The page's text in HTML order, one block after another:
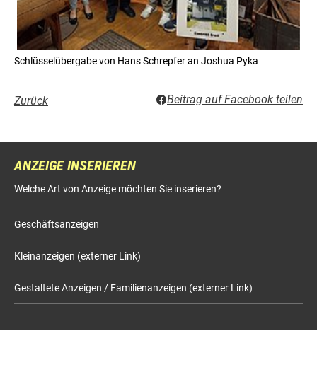
Schlüsselübergabe von Hans Schrepfer an Joshua Pyka
Zurück Beitrag auf Facebook teilen
ANZEIGE INSERIEREN
Welche Art von Anzeige möchten Sie inserieren?
Geschäftsanzeigen
Kleinanzeigen (externer Link)
Gestaltete Anzeigen / Familienanzeigen (externer Link)